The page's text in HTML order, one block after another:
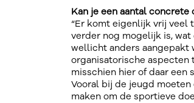
Kan je een aantal
“Er komt eigenlijk vrij veel
verder nog mogelijk is,
wellicht anders aangepakt
organisatorische aspecten
misschien hier of daar
Vooral bij de jeugd
maken om de sportieve